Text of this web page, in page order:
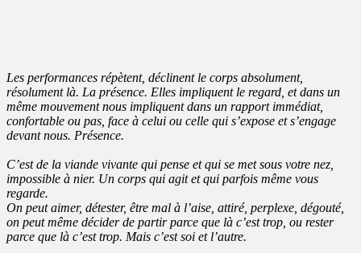
Les performances répètent, déclinent le corps absolument,
résolument là. La présence. Elles impliquent le regard, et dans un
même mouvement nous impliquent dans un rapport immédiat,
confortable ou pas, face à celui ou celle qui s’expose et s’engage
devant nous. Présence.
C’est de la viande vivante qui pense et qui se met sous votre nez,
impossible à nier. Un corps qui agit et qui parfois même vous
regarde.
On peut aimer, détester, être mal à l’aise, attiré, perplexe, dégouté,
on peut même décider de partir parce que là c’est trop, ou rester
parce que là c’est trop. Mais c’est soi et l’autre.